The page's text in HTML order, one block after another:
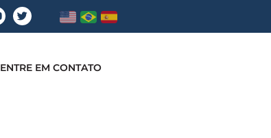
ENTRE EM CONTATO